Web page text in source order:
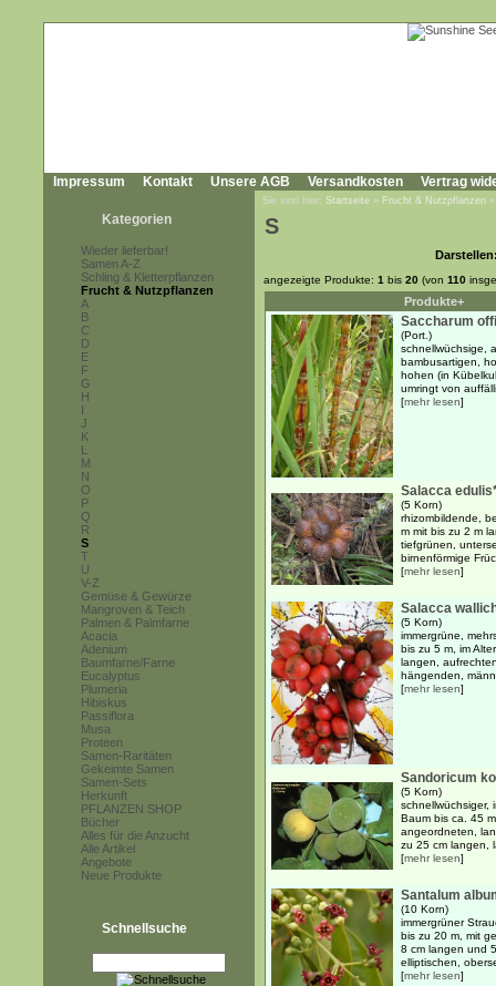
Impressum Kontakt Unsere AGB Versandkosten Vertrag
Kategorien
Wieder lieferbar!
Samen A-Z
Schling & Kletterpflanzen
Frucht & Nutzpflanzen
A
B
C
D
E
F
G
H
I
J
K
L
M
N
O
P
Q
R
S
T
U
V-Z
Gemüse & Gewürze
Mangroven & Teich
Palmen & Palmfarne
Acacia
Adenium
Baumfarne/Farne
Eucalyptus
Plumeria
Hibiskus
Passiflora
Musa
Proteen
Samen-Raritäten
Gekeimte Samen
Samen-Sets
Herkunft
PFLANZEN SHOP
Bücher
Alles für die Anzucht
Alle Artikel
Angebote
Neue Produkte
Schnellsuche
Sie sind hier: Startseite » Frucht & Nutzpflanzen
S
angezeigte Produkte: 1 bis 20 (von 110
Produkte+
Saccharum
(Port.)
schnellwüchsige,
bambusartigen,
hohen (in
umringt von
[mehr lesen]
Salacca
(5 Korn)
rhizombildende,
m mit bis zu 2 m
tiefgrünen,
birnenförmige
[mehr lesen]
Salacca
(5 Korn)
immergrüne,
bis zu 5 m, im
langen,
hängenden,
[mehr lesen]
Sandoricum
(5 Korn)
schnellwüchsiger,
Baum bis ca. 45
angeordneten,
zu 25 cm langen,
[mehr lesen]
Santalum
(10 Korn)
immergrüner
bis zu 20 m, mit
8 cm langen und
elliptischen,
[mehr lesen]